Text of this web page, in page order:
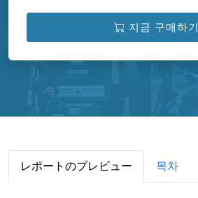
지금 구매하기
レポートのプレビュー 목차